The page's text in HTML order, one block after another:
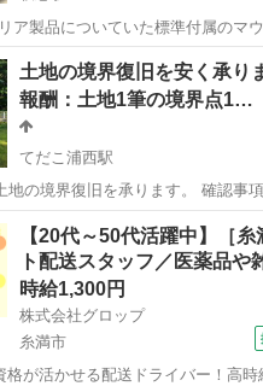
ア製品についていた標準付属のマ
た同製品が故障しました。 未使用もしくは未使
で、完動品をお譲り下さい。 あまり
。...
牧志駅 買いたい/ください
土地の境界復旧を安く承り
報酬：土地1筆の境界点1…
てだこ浦西駅
旧を承ります。 確認事項 ①畑地の境界復旧
!※①宅地等は誤差を了承していた
正月休み、ゴールデンウィークで
②GPSで復旧...
てだこ浦西駅 手伝いたい/
【20代～50代活躍中】［
ト配送スタッフ／医薬品
時給1,300円
株式会社グロップ
糸満市
が活かせる配送ドライバー！高時給